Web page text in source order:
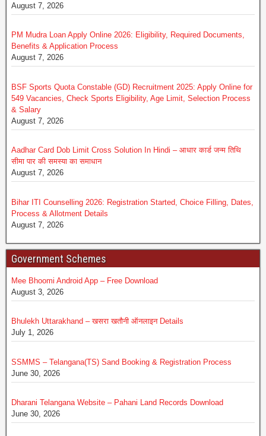
August 7, 2026
PM Mudra Loan Apply Online 2026: Eligibility, Required Documents,
Benefits & Application Process
August 7, 2026
BSF Sports Quota Constable (GD) Recruitment 2025: Apply Online for
549 Vacancies, Check Sports Eligibility, Age Limit, Selection Process
& Salary
August 7, 2026
Aadhar Card Dob Limit Cross Solution In Hindi – आधार कार्ड जन्म तिथि
सीमा पार की समस्या का समाधान
August 7, 2026
Bihar ITI Counselling 2026: Registration Started, Choice Filling, Dates,
Process & Allotment Details
August 7, 2026
Government Schemes
Mee Bhoomi Android App – Free Download
August 3, 2026
Bhulekh Uttarakhand – खसरा खतौनी ऑनलाइन Details
July 1, 2026
SSMMS – Telangana(TS) Sand Booking & Registration Process
June 30, 2026
Dharani Telangana Website – Pahani Land Records Download
June 30, 2026